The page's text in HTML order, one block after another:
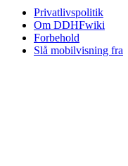
Privatlivspolitik
Om DDHFwiki
Forbehold
Slå mobilvisning fra